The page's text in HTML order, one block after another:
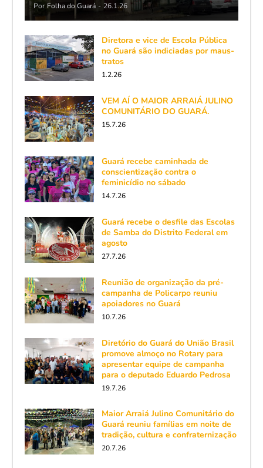
Por Folha do Guará - 26.1.26
Diretora e vice de Escola Pública
no Guará são indiciadas por maus-
tratos
1.2.26
VEM AÍ O MAIOR ARRAIÁ JULINO
COMUNITÁRIO DO GUARÁ.
15.7.26
Guará recebe caminhada de
conscientização contra o
feminicídio no sábado
14.7.26
Guará recebe o desfile das Escolas
de Samba do Distrito Federal em
agosto
27.7.26
Reunião de organização da pré-
campanha de Policarpo reuniu
apoiadores no Guará
10.7.26
Diretório do Guará do União Brasil
promove almoço no Rotary para
apresentar equipe de campanha
para o deputado Eduardo Pedrosa
19.7.26
Maior Arraiá Julino Comunitário do
Guará reuniu famílias em noite de
tradição, cultura e confraternização
20.7.26